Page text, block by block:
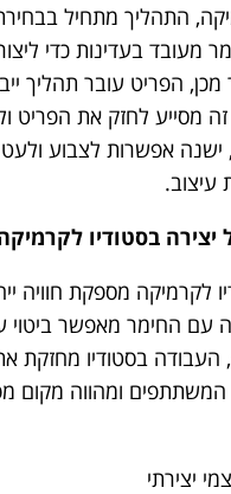
התהליך מתחיל
מעובד בעדינות כדי
הפריט עובר תהליך
מסייע לחזק את הפריט
ישנה אפשרות לצבוע
עיצוב.
יצירה בסטודיו
לקרמיקה מספקת חוויה
עם החימר מאפשר ביטוי
העבודה בסטודיו מחזקת
המשתתפים ומהווה מקום
יצירתי